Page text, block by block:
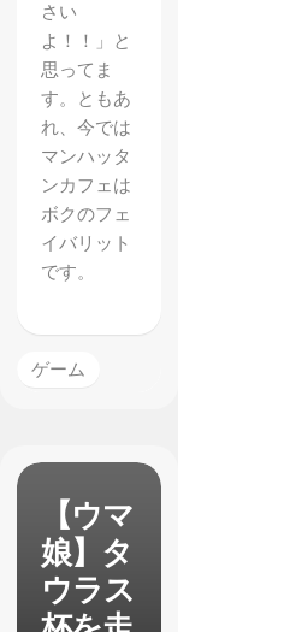
さい
よ！！」と
思ってま
す。ともあ
れ、今では
マンハッタ
ンカフェは
ボクのフェ
イバリット
です。
ゲーム
【ウマ
娘】タ
ウラス